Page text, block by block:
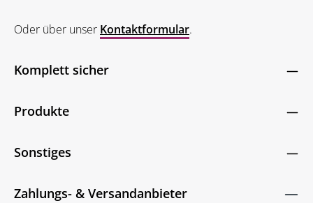
Oder über unser Kontaktformular.
Komplett sicher
Produkte
Sonstiges
Zahlungs- & Versandanbieter